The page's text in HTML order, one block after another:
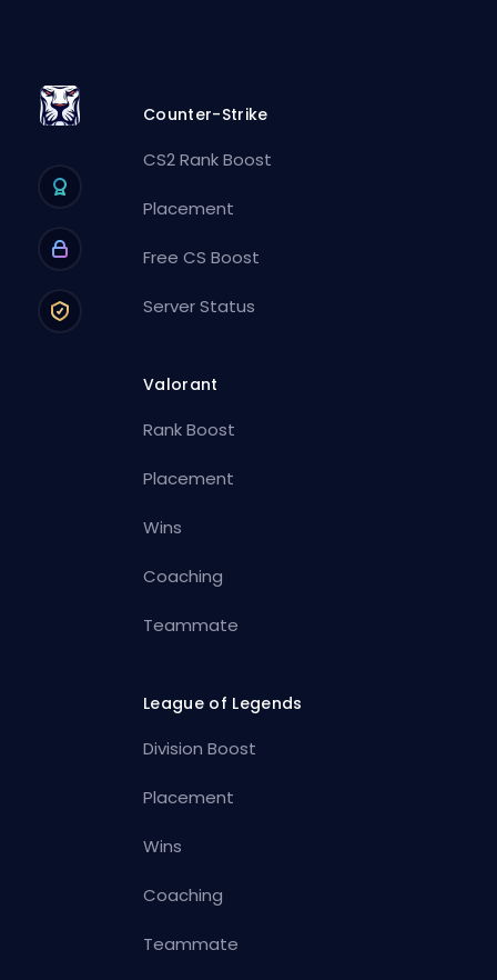
Counter-Strike
CS2 Rank Boost
Placement
Free CS Boost
Server Status
Valorant
Rank Boost
Placement
Wins
Coaching
Teammate
League of Legends
Division Boost
Placement
Wins
Coaching
Teammate